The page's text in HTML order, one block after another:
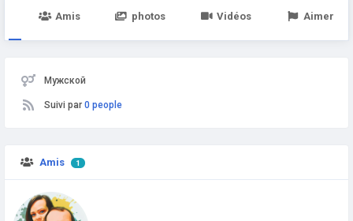
Amis photos Vidéos Aimer
Мужской
Suivi par 0 people
Amis 1